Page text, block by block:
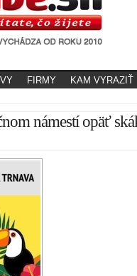
FIRMY KAM VYRAZIŤ
námestí opäť